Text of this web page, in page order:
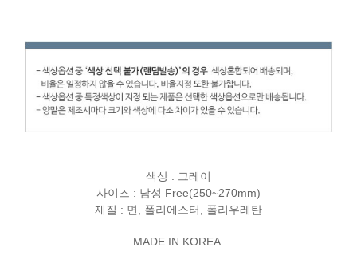
색상 : 그레이
사이즈 : 남성 Free(250~270mm)
재질 : 면, 폴리에스터, 폴리우레탄
MADE IN KOREA